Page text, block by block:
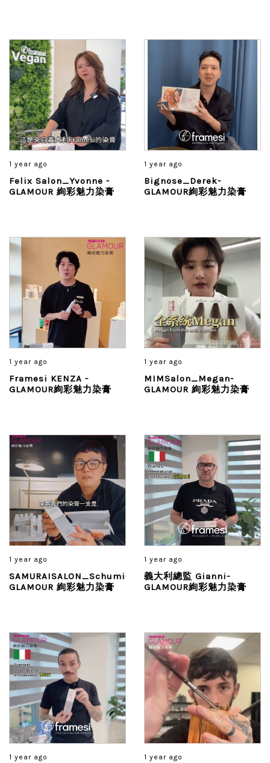
1 year ago
Felix Salon_Yvonne -
GLAMOUR 絢彩魅力染膏
1 year ago
Bignose_Derek-
GLAMOUR絢彩魅力染膏
1 year ago
Framesi KENZA -
GLAMOUR絢彩魅力染膏
1 year ago
MIMSalon_Megan-
GLAMOUR 絢彩魅力染膏
1 year ago
SAMURAISALON_Schumi-
GLAMOUR 絢彩魅力染膏
1 year ago
義大利總監 Gianni-
GLAMOUR絢彩魅力染膏
1 year ago 1 year ago